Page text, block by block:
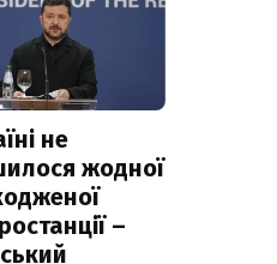
не
жодної
–